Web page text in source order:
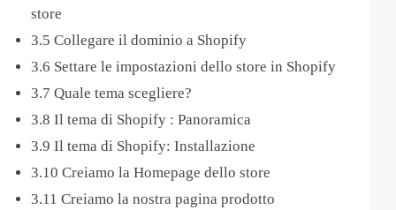
store
3.5 Collegare il dominio a Shopify
3.6 Settare le impostazioni dello store in Shopify
3.7 Quale tema scegliere?
3.8 Il tema di Shopify : Panoramica
3.9 Il tema di Shopify: Installazione
3.10 Creiamo la Homepage dello store
3.11 Creiamo la nostra pagina prodotto